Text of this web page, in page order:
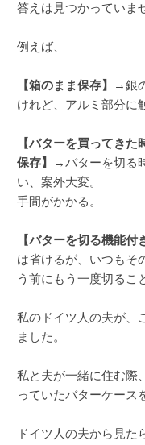
答えは見つかっていま
例えば、
【箱のまま保存】
→銀
けれど、アルミ部分に
【バターを買ってき
保存】
→バターを切る
い、案外大変。
手間がかかる。
【バターを切る機能付
は省けるが、いつもそ
う前にもう一度切るこ
私のドイツ人の夫が、
ました。
私と夫が一緒に住む際
っていたバターケース
ドイツ人の夫から見た